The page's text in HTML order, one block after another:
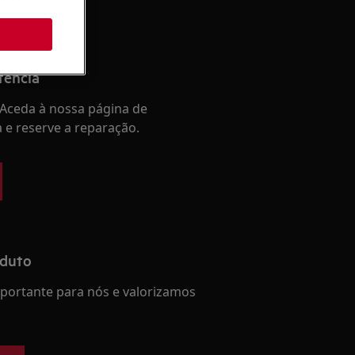
à nossa página de
reserve a reparação.
para nós e valorizamos